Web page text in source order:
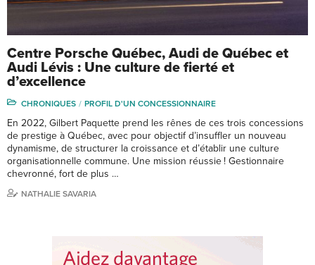
Centre Porsche Québec, Audi de Québec et
Audi Lévis : Une culture de fierté et
d’excellence
CHRONIQUES PROFIL D'UN CONCESSIONNAIRE
En 2022, Gilbert Paquette prend les rênes de ces trois concessions
de prestige à Québec, avec pour objectif d’insuffler un nouveau
dynamisme, de structurer la croissance et d’établir une culture
organisationnelle commune. Une mission réussie ! Gestionnaire
chevronné, fort de plus …
NATHALIE SAVARIA